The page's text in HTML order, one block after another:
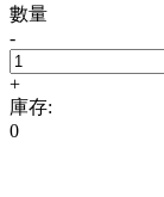
數量
-
+
庫存:
0